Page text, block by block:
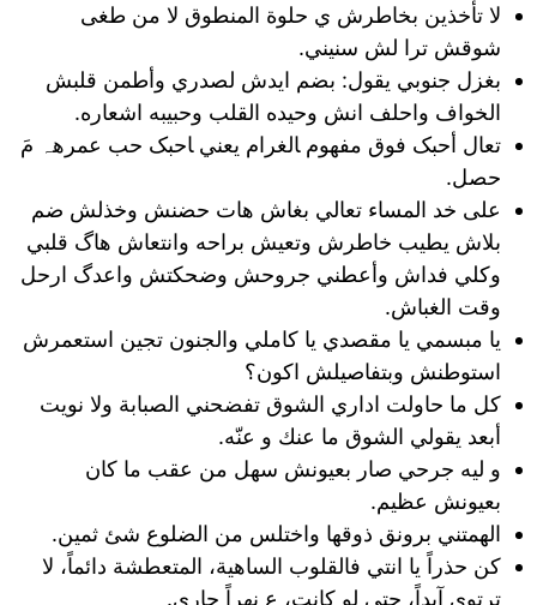
لا تأخذين بخاطرش ي حلوة المنطوق لا من طغى
شوقش ترا لش سنيني.
بغزل جنوبي يقول: بضم ايدش لصدري وأطمن قلبش
الخواف واحلف انش وحيده القلب وحبيبه اشعاره.
تعال أحبک فوق مفهوم ﺎلغرام يعني ﺎحبک حب عمرهہ مَ
حصل.
على خد المساء تعالي بغاش هات حضنش وخذلش ضم
بلاش يطيب خاطرش وتعيش براحه وانتعاش هاگ قلبي
وكلي فداش وأعطني جروحش وضحكتش واعدگ ارحل
وقت الغباش.
يا مبسمي يا مقصدي يا كاملي والجنون تجين استعمرش
استوطنش وبتفاصيلش اكون؟
كل ما حاولت اداري الشوق تفضحني الصبابة ولا نويت
أبعد يقولي الشوق ما عنك و عنّه.
و ليه جرحي صار بعيونش سهل من عقب ما كان
بعيونش عظيم.
الهمتني برونق ذوقها واختلس من الضلوع شئ ثمين.
كن حذراً يا انتي فالقلوب الساهية، المتعطشة دائماً، لا
ترتوي آبداً، حتى لو كانت، ع نهراً جاري.